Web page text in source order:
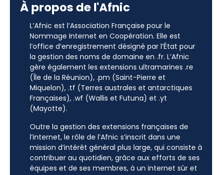
À propos de l'Afnic
L’Afnic est l’Association Française pour le
Nommage Internet en Coopération. Elle est
l’office d’enregistrement désigné par l’État pour
la gestion des noms de domaine en .fr. L’Afnic
gère également les extensions ultramarines .re
(Île de la Réunion), .pm (Saint-Pierre et
Miquelon), .tf (Terres australes et antarctiques
Françaises), .wf (Wallis et Futuna) et .yt
(Mayotte).
Outre la gestion des extensions françaises de
l’internet, le rôle de l’Afnic s’inscrit dans une
mission d’intérêt général plus large, qui consiste à
contribuer au quotidien, grâce aux efforts de ses
équipes et de ses membres, à un internet sûr et